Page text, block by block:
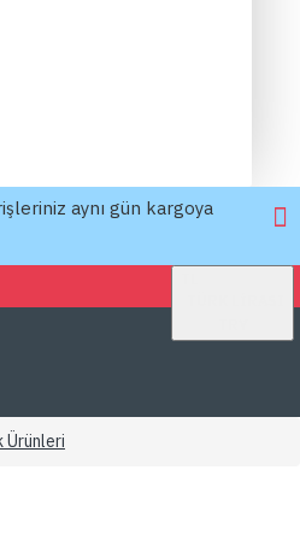
aynı gün kargoya
Ürünleri